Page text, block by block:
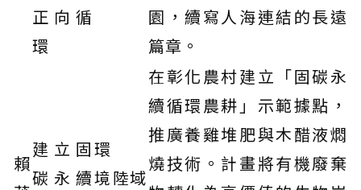
正向循
環
園，續寫人海連結的長遠
篇章。
賴
建立固
碳永續
環
境陸域
在彰化農村建立「固碳永
續循環農耕」示範據點，
推廣養雞堆肥與木醋液燜
燒技術。計畫將有機廢棄